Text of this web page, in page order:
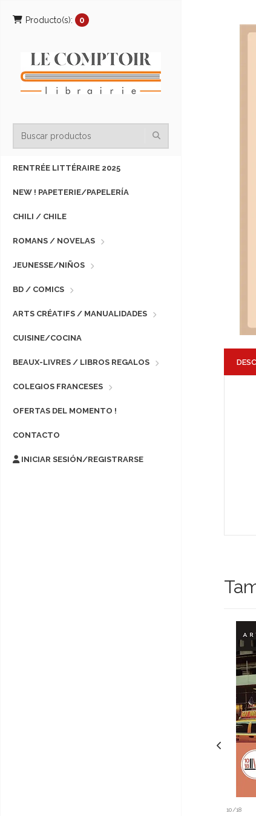
Producto(s): 0
RENTRÉE LITTÉRAIRE 2025
NEW ! PAPETERIE/PAPELERÍA
CHILI / CHILE
ROMANS / NOVELAS
JEUNESSE/NIÑOS
BD / COMICS
ARTS CRÉATIFS / MANUALIDADES
CUISINE/COCINA
BEAUX-LIVRES / LIBROS REGALOS
COLEGIOS FRANCESES
OFERTAS DEL MOMENTO !
CONTACTO
INICIAR SESIÓN/REGISTRARSE
10/18